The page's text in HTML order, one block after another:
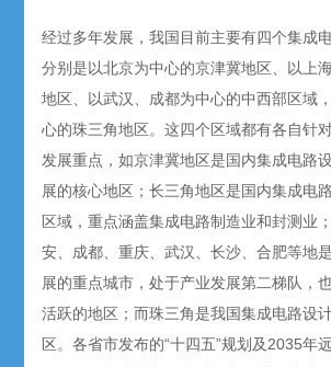
经过多年发展，我国目前主要有四个集成
分别是以北京为中心的京津冀地区、以上
地区、以武汉、成都为中心的中西部区域
心的珠三角地区。这四个区域都有各自针
发展重点，如京津冀地区是国内集成电路
展的核心地区；长三角地区是国内集成电
区域，重点涵盖集成电路制造业和封测业
安、成都、重庆、武汉、长沙、合肥等地
展的重点城市，处于产业发展第二梯队，
活跃的地区；而珠三角是我国集成电路设
区。各省市发布的“十四五”规划及2035年